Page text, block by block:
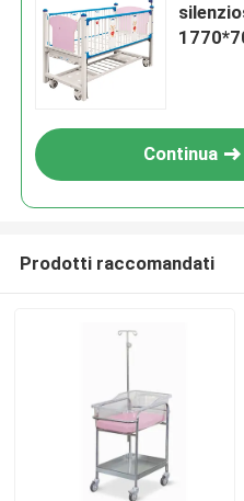
Continua
Prodotti raccomandati